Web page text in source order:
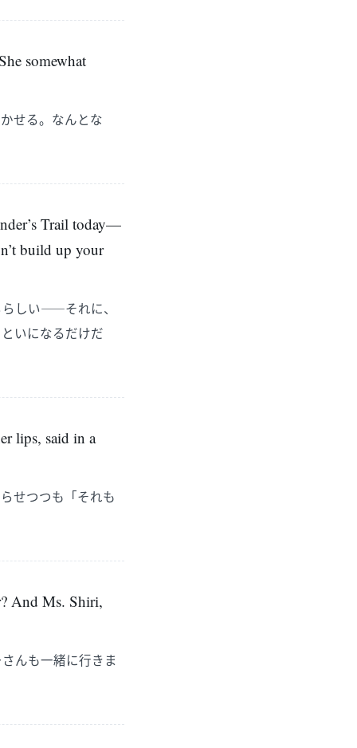
somewhat
せる。なんとな
Trail today—
build up your
らしい――それに、
いになるだけだ
lips, said in a
せつつも「それも
And Ms. Shiri,
んも一緒に行きま